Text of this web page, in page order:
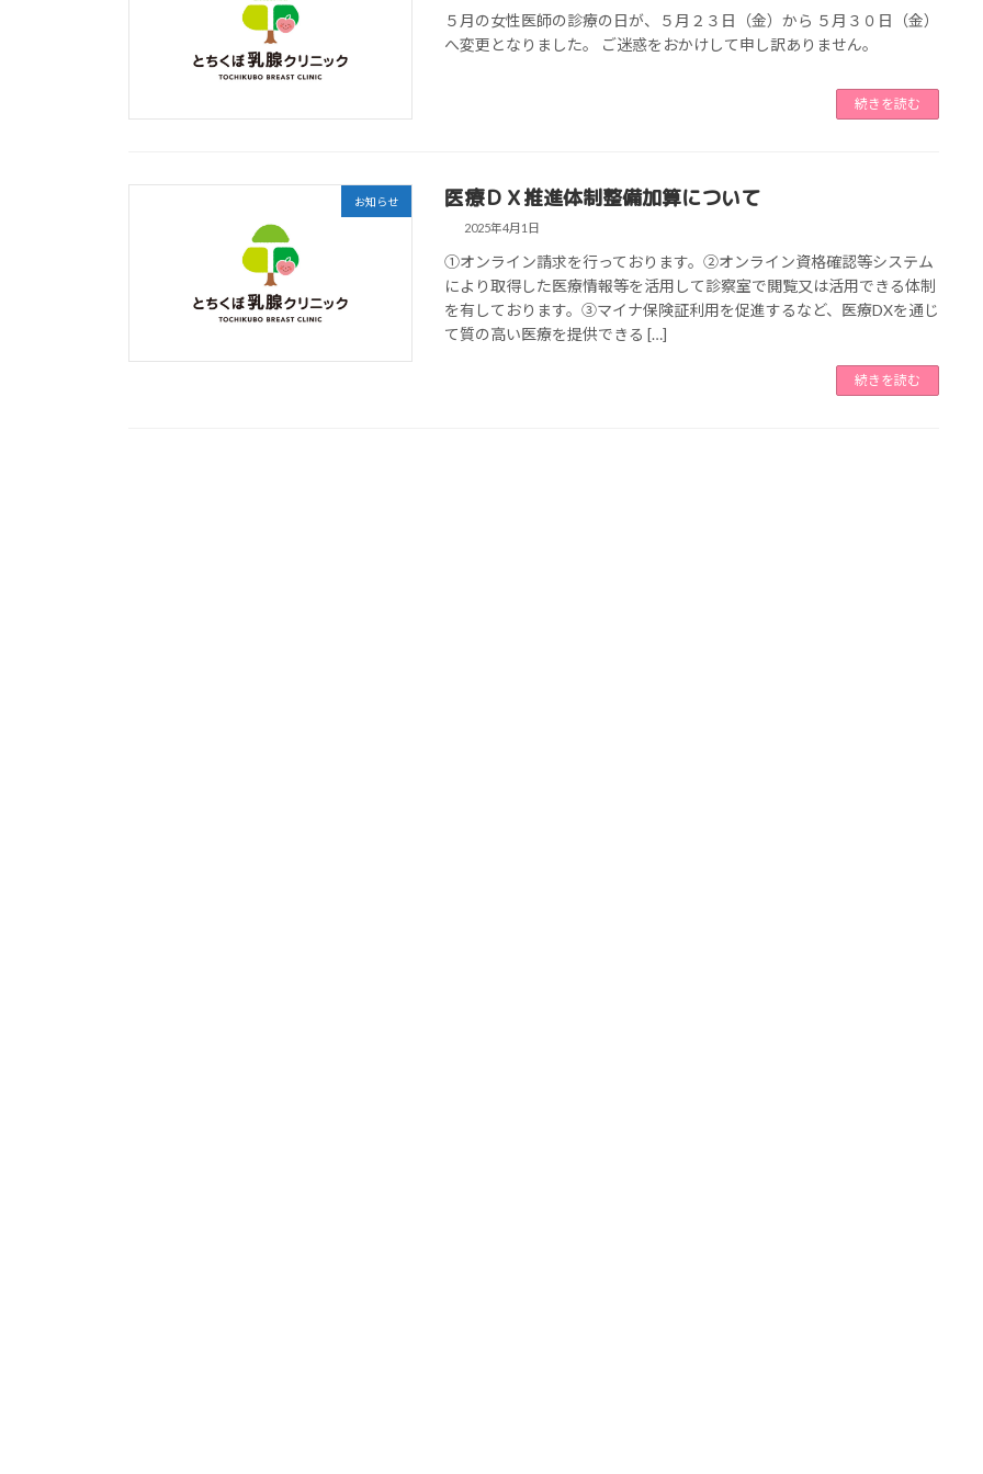
５月の女性医師の診療の日が、５月２３日（金）から ５月３０日（金）
へ変更となりました。 ご迷惑をおかけして申し訳ありません。
続きを読む
お知らせ 医療ＤＸ推進体制整備加算について
2025年4月1日
①オンライン請求を行っております。②オンライン資格確認等システム
により取得した医療情報等を活用して診察室で閲覧又は活用できる体制
を有しております。③マイナ保険証利用を促進するなど、医療DXを通じ
て質の高い医療を提供できる […]
続きを読む